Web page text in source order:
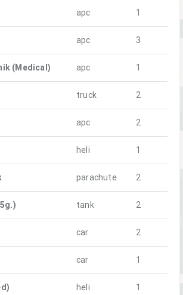
apc 1
apc 3
(Medical) apc 1
truck 2
apc 2
heli 1
parachute 2
tank 2
car 2
car 1
heli 1